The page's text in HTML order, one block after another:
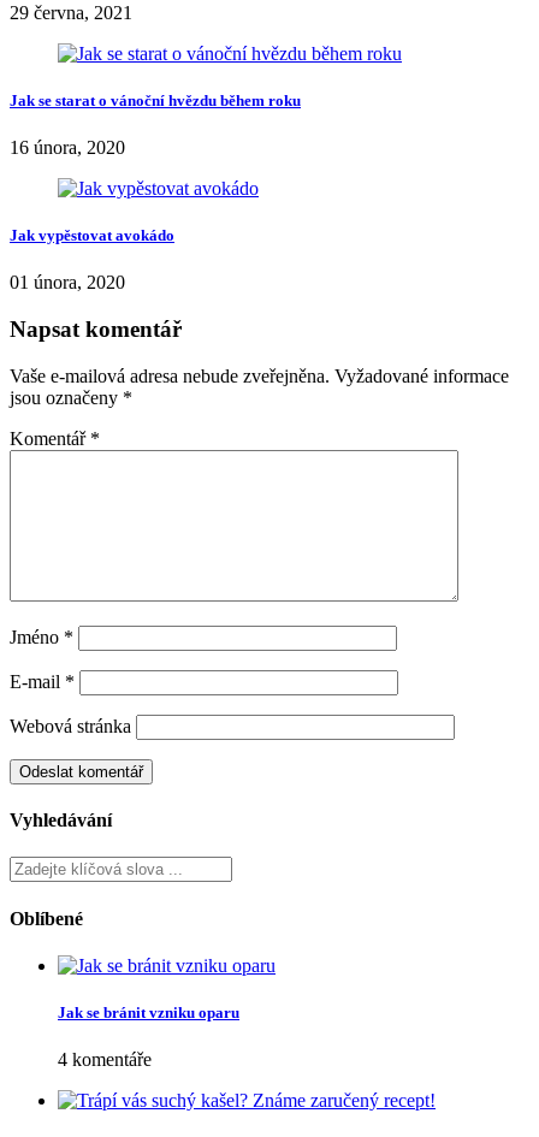
dekorace, jež příjemně ozvláštní vaše bydlení. Kolopejku je možné
množit na jaře, kdy je k tomu nejideálnější doba. Množení lze
provést dvěma způsoby – a to buď řízkováním nebo tzv. brutem.
Share
kalanchoe kalanchoe a její pěstování
Nikol Blahova
Jsem moc ráda, že se mohu podílet na tvorbě tohoto webu. Je mi
něž čerpám informace ze svých vlastních zkušeností. Nejraději mám
článků je mou vášní a třetím rokem i největším koníčkem. Jsem
Recommended Posts
Jak se starat o vánoční hvězdu během roku
16 února, 2020
Jak vypěstovat avokádo
01 února, 2020
Napsat komentář
Vaše e-mailová adresa nebude zveřejněna.